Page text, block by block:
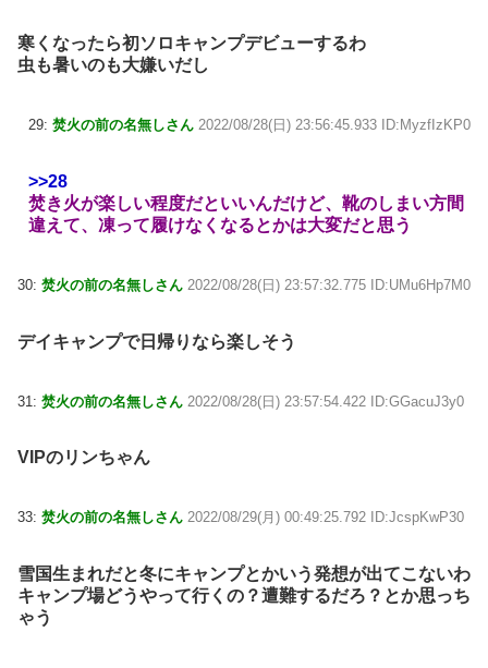
寒くなったら初ソロキャンプデビューするわ
虫も暑いのも大嫌いだし
29: 焚火の前の名無しさん 2022/08/28(日) 23:56:45.933 ID:MyzfIzKP0
>>28
焚き火が楽しい程度だといいんだけど、靴のしまい方間
違えて、凍って履けなくなるとかは大変だと思う
30: 焚火の前の名無しさん 2022/08/28(日) 23:57:32.775 ID:UMu6Hp7M0
デイキャンプで日帰りなら楽しそう
31: 焚火の前の名無しさん 2022/08/28(日) 23:57:54.422 ID:GGacuJ3y0
VIPのリンちゃん
33: 焚火の前の名無しさん 2022/08/29(月) 00:49:25.792 ID:JcspKwP30
雪国生まれだと冬にキャンプとかいう発想が出てこないわ
キャンプ場どうやって行くの？遭難するだろ？とか思っち
ゃう